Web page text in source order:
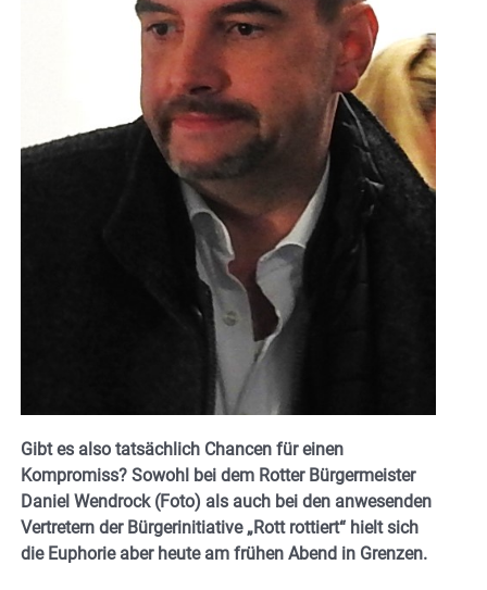
Gibt es also tatsächlich Chancen für einen
Kompromiss? Sowohl bei dem Rotter Bürgermeister
Daniel Wendrock (Foto) als auch bei den anwesenden
Vertretern der Bürgerinitiative „Rott rottiert“ hielt sich
die Euphorie aber heute am frühen Abend in Grenzen.